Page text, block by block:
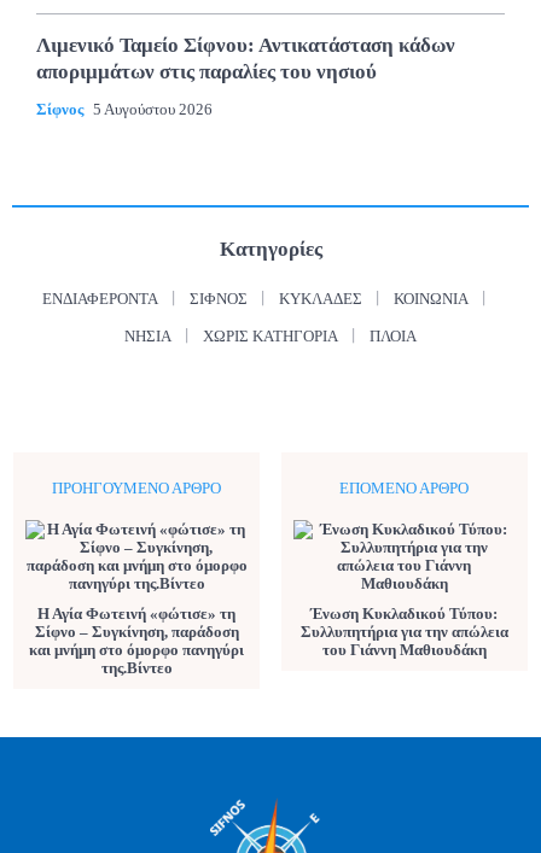
Λιμενικό Ταμείο Σίφνου: Αντικατάσταση κάδων
αποριμμάτων στις παραλίες του νησιού
Σίφνος 5 Αυγούστου 2026
Κατηγορίες
ΕΝΔΙΑΦΈΡΟΝΤΑ ΣΊΦΝΟΣ ΚΥΚΛΆΔΕΣ ΚΟΙΝΩΝΊΑ
ΝΗΣΙΆ ΧΩΡΊΣ ΚΑΤΗΓΟΡΊΑ ΠΛΟΊΑ
ΠΡΟΗΓΟΎΜΕΝΟ ΆΡΘΡΟ
Η Αγία Φωτεινή «φώτισε» τη
Σίφνο – Συγκίνηση, παράδοση
και μνήμη στο όμορφο πανηγύρι
της.Βίντεο
ΕΠΌΜΕΝΟ ΆΡΘΡΟ
Ένωση Κυκλαδικού Τύπου:
Συλλυπητήρια για την απώλεια
του Γιάννη Μαθιουδάκη